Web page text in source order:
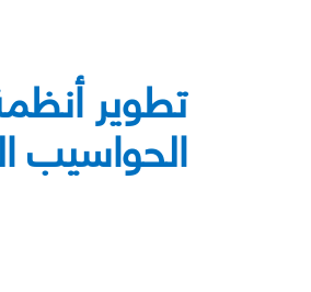
تطوير
الحواسيب